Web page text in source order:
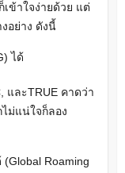
ข้าใจง่ายด้วย แต่
อย่าง ดังนี้
ได้
และTRUE คาดว่า
ม่แน่ใจก็ลอง
Roaming